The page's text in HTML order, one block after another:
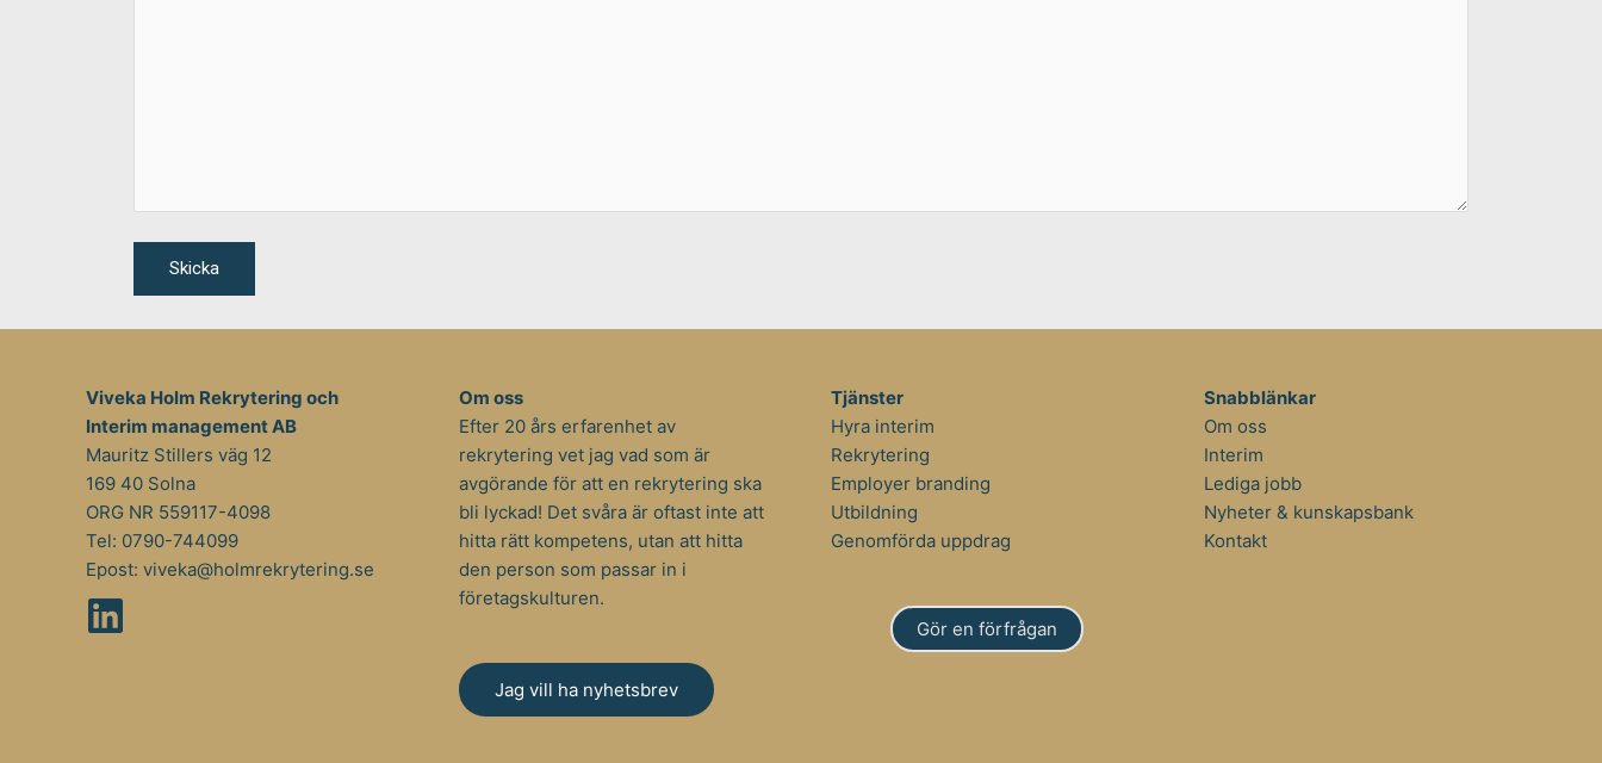
Viveka Holm Rekrytering och
Interim management AB
Mauritz Stillers väg 12
169 40 Solna
ORG NR 559117-4098
Tel: 0790-744099
Epost: viveka@holmrekrytering.se
Om oss
Efter 20 års erfarenhet av
rekrytering vet jag vad som är
avgörande för att en rekrytering ska
bli lyckad! Det svåra är oftast inte att
hitta rätt kompetens, utan att hitta
den person som passar in i
företagskulturen.
Jag vill ha nyhetsbrev
Tjänster
Hyra interim
Rekrytering
Employer branding
Utbildning
Genomförda uppdrag
Gör en förfrågan
Snabblänkar
Om oss
Interim
Lediga jobb
Nyheter & kunskapsbank
Kontakt